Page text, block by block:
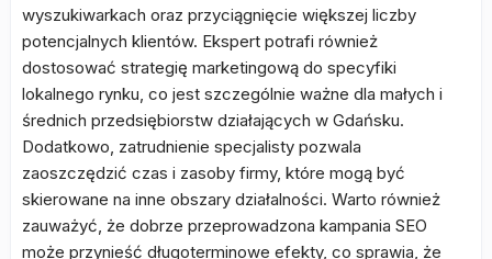
wyszukiwarkach oraz przyciągnięcie większej liczby
potencjalnych klientów. Ekspert potrafi również
dostosować strategię marketingową do specyfiki
lokalnego rynku, co jest szczególnie ważne dla małych i
średnich przedsiębiorstw działających w Gdańsku.
Dodatkowo, zatrudnienie specjalisty pozwala
zaoszczędzić czas i zasoby firmy, które mogą być
skierowane na inne obszary działalności. Warto również
zauważyć, że dobrze przeprowadzona kampania SEO
może przynieść długoterminowe efekty, co sprawia, że